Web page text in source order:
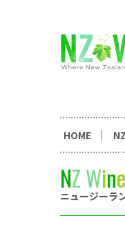
HOME
NZWine
ニュージーラ